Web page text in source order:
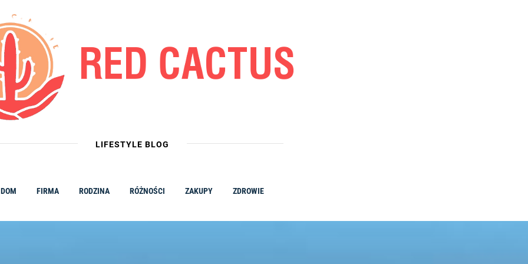
LIFESTYLE BLOG
DOM FIRMA RODZINA RÓŻNOŚCI ZAKUPY ZDROWIE